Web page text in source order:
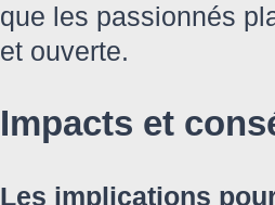
que les passionnés
et ouverte.
Impacts et
Les implications